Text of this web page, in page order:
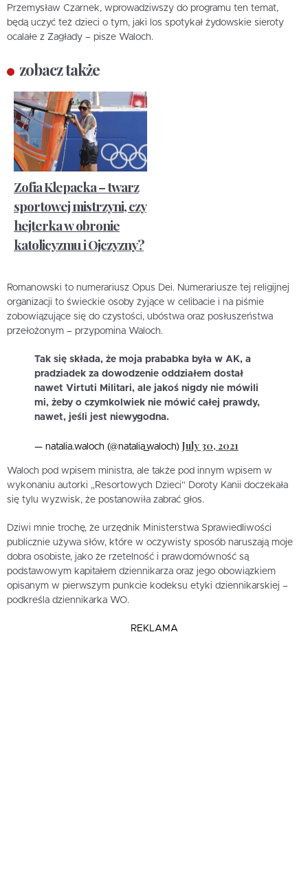
Przemysław Czarnek, wprowadziwszy do programu ten temat,
będą uczyć też dzieci o tym, jaki los spotykał żydowskie sieroty
ocalałe z Zagłady – pisze Waloch.
zobacz także
Zofia Klepacka – twarz
sportowej mistrzyni, czy
hejterka w obronie
katolicyzmu i Ojczyzny?
Romanowski to numerariusz Opus Dei. Numerariusze tej religijnej
organizacji to świeckie osoby żyjące w celibacie i na piśmie
zobowiązujące się do czystości, ubóstwa oraz posłuszeństwa
przełożonym – przypomina Waloch.
Tak się składa, że moja prababka była w AK, a
pradziadek za dowodzenie oddziałem dostał
nawet Virtuti Militari, ale jakoś nigdy nie mówili
mi, żeby o czymkolwiek nie mówić całej prawdy,
nawet, jeśli jest niewygodna.
— natalia.waloch (@natalia_waloch) July 30, 2021
Waloch pod wpisem ministra, ale także pod innym wpisem w
wykonaniu autorki „Resortowych Dzieci” Doroty Kanii doczekała
się tylu wyzwisk, że postanowiła zabrać głos.
Dziwi mnie trochę, że urzędnik Ministerstwa Sprawiedliwości
publicznie używa słów, które w oczywisty sposób naruszają moje
dobra osobiste, jako że rzetelność i prawdomówność są
podstawowym kapitałem dziennikarza oraz jego obowiązkiem
opisanym w pierwszym punkcie kodeksu etyki dziennikarskiej –
podkreśla dziennikarka WO.
REKLAMA